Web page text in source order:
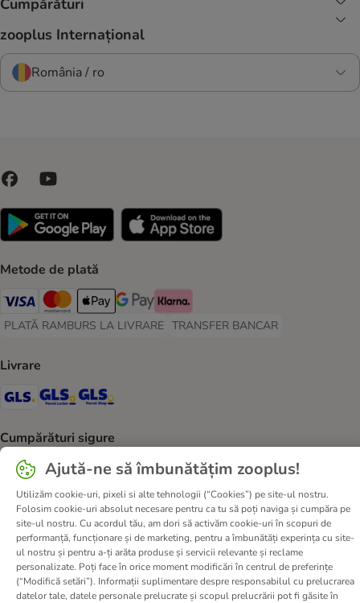
zooplus Internațional
România / ro
Metode de plată
Visa Payment Method
Master Card Payment Method
Apple Pay Payment Method
Google Pay Payment Method
Klarna Payment Method
PLATĂ RAMBURS LA LIVRARE
PLATĂ RAMBURS LA LIVRARE Payment Method
TRANSFER BANCAR
TRANSFER BANCAR Payment
Livrare
GLS Shipping Method
GLS Locker Shipping Method
Cumpărături sigure
Security Security
Despre noi Cariere zooplus
Corporate Website
Informații legale
Termeni şi condiţii
Deșeuri și protecția mediului
Contact
Taxa şi durata de livrare
Ajută-ne să îmbunătățim zooplus!
Utilizăm cookie-uri, pixeli si alte tehnologii (“Cookies”) pe site-ul nostru.
Folosim cookie-uri absolut necesare pentru ca tu să poți naviga și cumpăra pe
site-ul nostru. Cu acordul tău, am dori să activăm cookie-uri în scopuri de
performanță, funcționare și de marketing, pentru a îmbunătăți experința cu site-
ul nostru și pentru a-ți arăta produse și servicii relevante și reclame
personalizate. Poți face în orice moment modificări în centrul de preferințe
(“Modifică setări”). Informații suplimentare despre responsabilul cu prelucrarea
datelor tale, datele personale prelucrate și scopul prelucrării pot fi găsite în